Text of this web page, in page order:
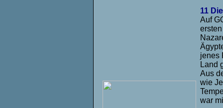
11
Auf
jenes
Land
Aus
wie
war